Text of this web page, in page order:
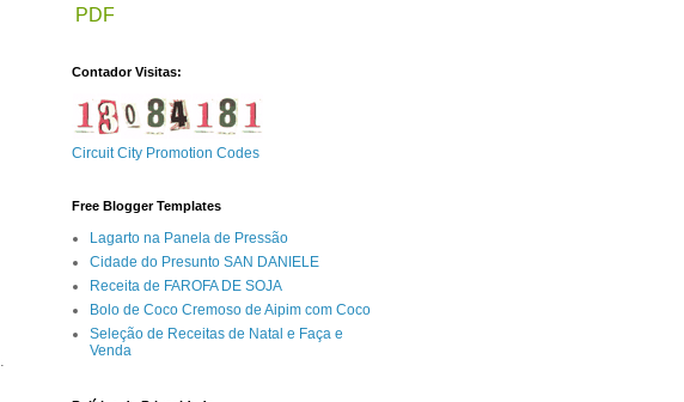
PDF
Contador Visitas:
Circuit City Promotion Codes
Free Blogger Templates
Lagarto na Panela de Pressão
Cidade do Presunto SAN DANIELE
Receita de FAROFA DE SOJA
Bolo de Coco Cremoso de Aipim com Coco
Seleção de Receitas de Natal e Faça e
Venda